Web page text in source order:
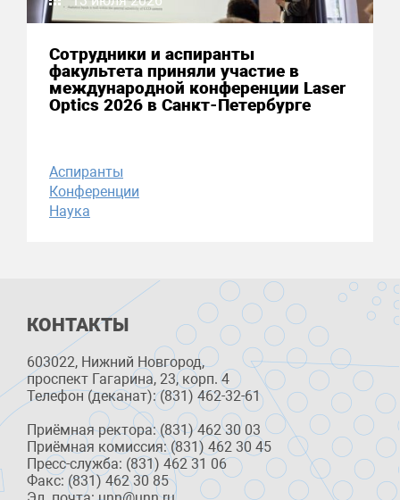
Сотрудники и аспиранты
факультета приняли участие в
международной конференции Laser
Optics 2026 в Санкт-Петербурге
Аспиранты
Конференции
Наука
КОНТАКТЫ
603022, Нижний Новгород,
проспект Гагарина, 23, корп. 4
Телефон (деканат): (831) 462-32-61
Приёмная ректора: (831) 462 30 03
Приёмная комиссия: (831) 462 30 45
Пресс-служба: (831) 462 31 06
Факс: (831) 462 30 85